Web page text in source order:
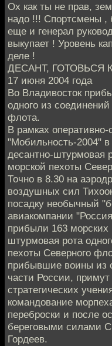
Ох как ты не прав,
надо !!! Спортсмены ,
еще и генерал
выкупает ! Уровень
деле !
ДЕСАНТ, ГОТОВЬСЯ
17 июня 2004 года
Во Владивосток
одного из
флота.
В рамках оперативно-
"Мобильность-2004"
десантно-штурмовая
морской пехоты
Точно в 8.30 на
воздушных сил
посадку необычный
авиакомпании
прибыли 163 морских
штурмовая рота
пехоты Северного
прибывшие воины из
части России,
стратегических
командование
переброски и после
береговыми силами
Гордеев.